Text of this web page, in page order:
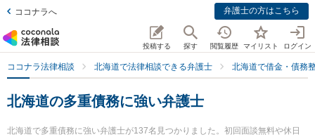
ココナラへ 弁護士の方はこちら
投稿する 探す 閲覧履歴 マイリスト ログイン
ココナラ法律相談 北海道で法律相談できる弁護士 北海道で借金・債務
北海道の多重債務に強い弁護士
北海道で多重債務に強い弁護士が137名見つかりました。初回面談無料や休日